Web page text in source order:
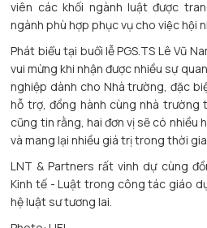
viên các khối ngành luật được
ngành phù hợp phục vụ cho việc hội
Phát biểu tại buổi lễ PGS.TS Lê Vũ
vui mừng khi nhận được nhiều sự
nghiệp dành cho Nhà trường, đặc
hỗ trợ, đồng hành cùng nhà trường
cũng tin rằng, hai đơn vị sẽ có nhiều
và mang lại nhiều giá trị trong thời
LNT & Partners rất vinh dự cùng
Kinh tế - Luật trong công tác giáo
hệ luật sư tương lai.